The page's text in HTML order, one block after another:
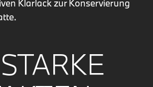
Klarlack zur Konservierung